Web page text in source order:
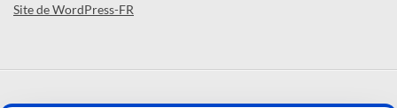
Site de WordPress-FR